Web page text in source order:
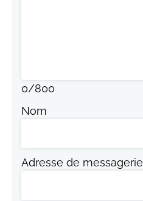
0/800
Nom
Adresse de messagerie